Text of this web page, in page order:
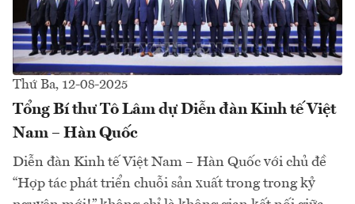
Thứ Ba, 12-08-2025
Tổng Bí thư Tô Lâm dự Diễn đàn Kinh tế Việt
Nam – Hàn Quốc
Diễn đàn Kinh tế Việt Nam – Hàn Quốc với chủ đề
“Hợp tác phát triển chuỗi sản xuất trong trong kỷ